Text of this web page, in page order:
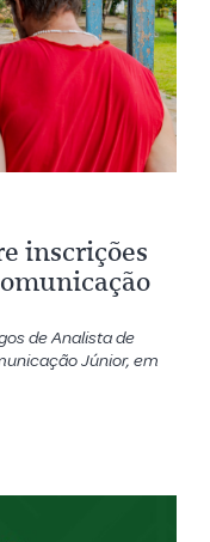
inscrições
de Analista de
Júnior, em